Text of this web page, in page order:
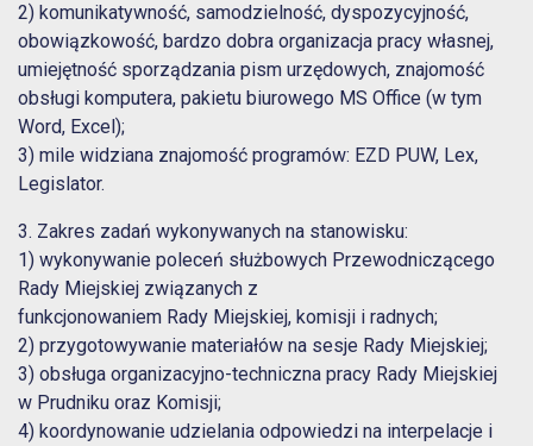
2) komunikatywność, samodzielność, dyspozycyjność,
obowiązkowość, bardzo dobra organizacja pracy własnej,
umiejętność sporządzania pism urzędowych, znajomość
obsługi komputera, pakietu biurowego MS Office (w tym
Word, Excel);
3) mile widziana znajomość programów: EZD PUW, Lex,
Legislator.
3. Zakres zadań wykonywanych na stanowisku:
1) wykonywanie poleceń służbowych Przewodniczącego
Rady Miejskiej związanych z
funkcjonowaniem Rady Miejskiej, komisji i radnych;
2) przygotowywanie materiałów na sesje Rady Miejskiej;
3) obsługa organizacyjno-techniczna pracy Rady Miejskiej
w Prudniku oraz Komisji;
4) koordynowanie udzielania odpowiedzi na interpelacje i